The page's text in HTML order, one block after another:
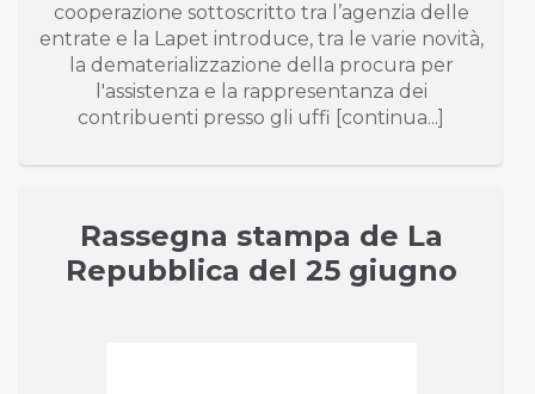
cooperazione sottoscritto tra l’agenzia delle
entrate e la Lapet introduce, tra le varie novità,
la dematerializzazione della procura per
l'assistenza e la rappresentanza dei
contribuenti presso gli uffi [continua...]
Rassegna stampa de La
Repubblica del 25 giugno